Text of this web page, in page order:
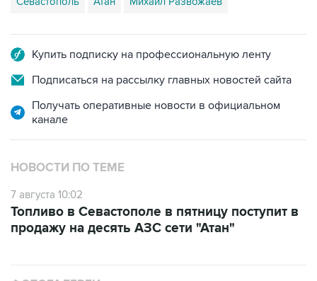
Подписаться на рассылку главных новостей сайта
Получать оперативные новости в официальном
НОВОСТИ ПО ТЕМЕ
7 августа 10:02
продажу на десять АЗС сети "Атан"